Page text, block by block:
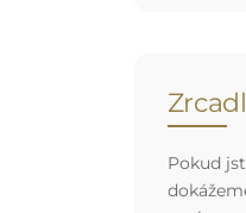
Pokud